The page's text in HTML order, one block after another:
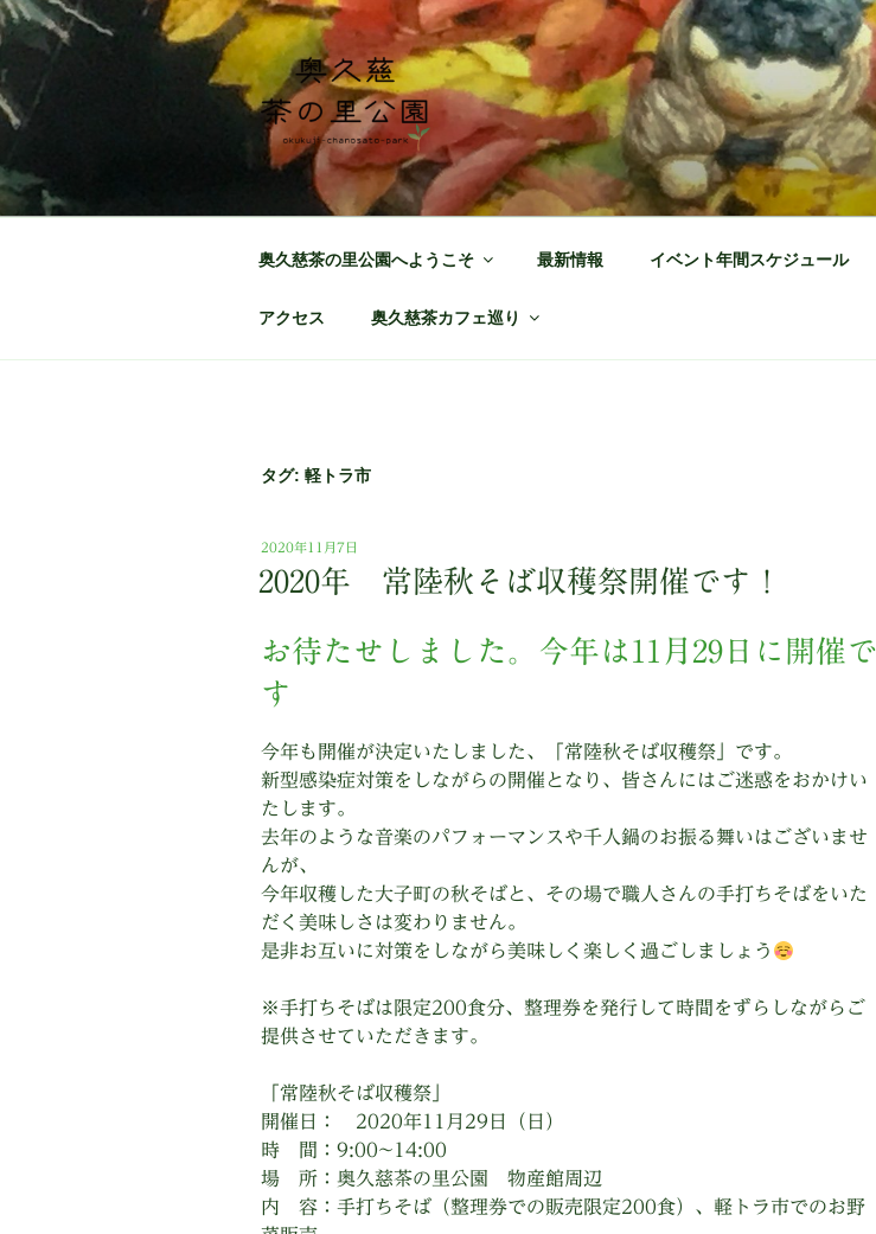
コ
ン
テ
ン
ツ
ス
キ
奥久慈茶の里公園 公式ホーム
日本最北端の茶の産地 奥久慈茶の体験施設
奥久慈茶の里公園へようこそ 最新情報 イベント年間スケジュール
アクセス 奥久慈茶カフェ巡り
タグ: 軽トラ市
投
日:
2020年11月7日
2020年 常陸秋そば収穫祭開催です！
お待たせしました。今年は11月29日に開催で
す
今年も開催が決定いたしました、「常陸秋そば収穫祭」です。
新型感染症対策をしながらの開催となり、皆さんにはご迷惑をおかけい
たします。
去年のような音楽のパフォーマンスや千人鍋のお振る舞いはございませ
んが、
今年収穫した大子町の秋そばと、その場で職人さんの手打ちそばをいた
だく美味しさは変わりません。
是非お互いに対策をしながら美味しく楽しく過ごしましょう
※手打ちそばは限定200食分、整理券を発行して時間をずらしながらご
提供させていただきます。
「常陸秋そば収穫祭」
開催日： 2020年11月29日（日）
時 間：9:00~14:00
場 所：奥久慈茶の里公園 物産館周辺
内 容：手打ちそば（整理券での販売限定200食）、軽トラ市でのお野